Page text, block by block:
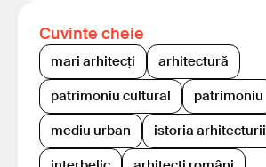
Cuvinte cheie
mari arhitecți
arhitectură
patrimoniu cultural
patrimoniu
mediu urban
istoria arhitecturii